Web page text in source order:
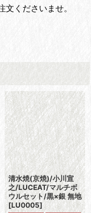
くださいませ。
清水焼(京焼)/小川宣
之/LUCEAT/マルチボ
ウルセット/黒×銀 無地
[LU0005]